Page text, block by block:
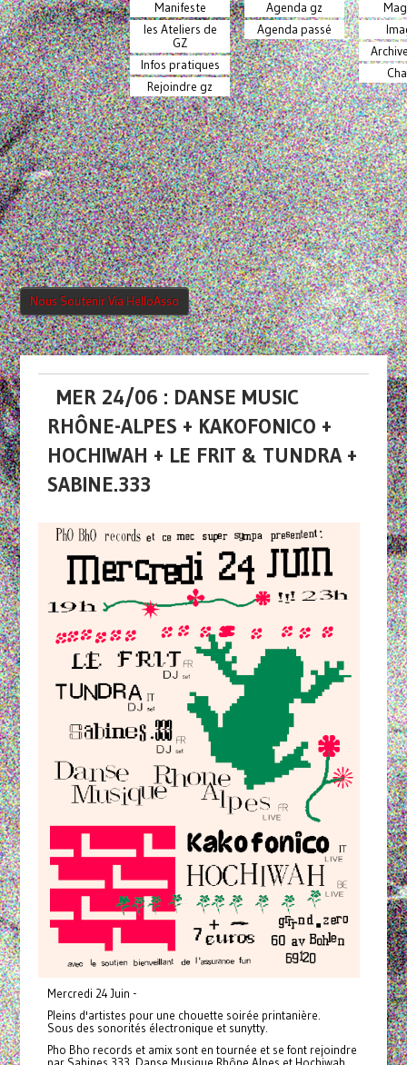
Manifeste
les Ateliers de
GZ
Infos pratiques
Rejoindre gz
Agenda gz
Agenda passé
Nous Soutenir Via HelloAsso
MER 24/06 : DANSE MUSIC
RHÔNE-ALPES + KAKOFONICO +
HOCHIWAH + LE FRIT & TUNDRA +
SABINE.333
Mercredi 24 Juin -
Pleins d'artistes pour une chouette soirée printanière.
Sous des sonorités électronique et sunytty.
Pho Bho records et amix sont en tournée et se font rejoindre
par Sabines.333, Danse Musique Rhône Alpes et Hochiwah